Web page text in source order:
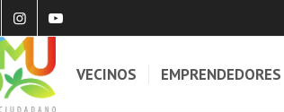
VECINOS EMPRENDEDORES